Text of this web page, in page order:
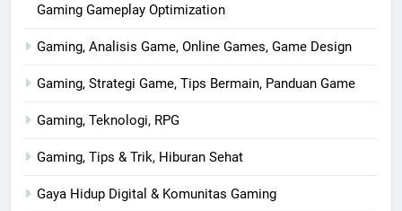
Gaming Gameplay Optimization
Gaming, Analisis Game, Online Games, Game Design
Gaming, Strategi Game, Tips Bermain, Panduan Game
Gaming, Teknologi, RPG
Gaming, Tips & Trik, Hiburan Sehat
Gaya Hidup Digital & Komunitas Gaming